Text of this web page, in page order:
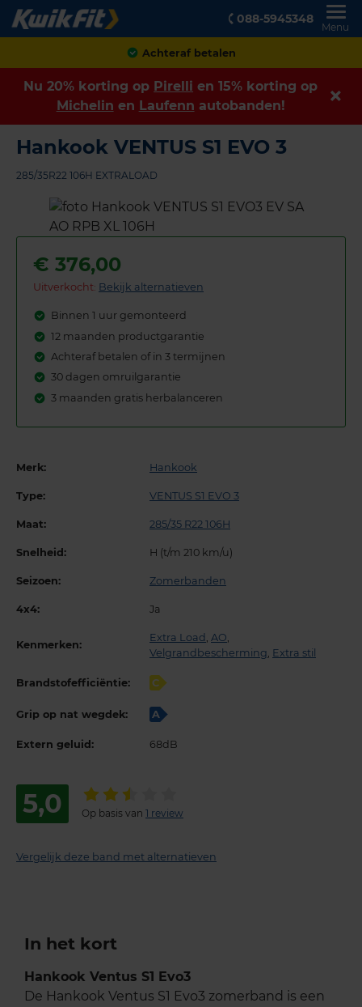
088-5945348
Menu
Klanten geven ons een
Nu 20% korting op Pirelli en 15% korting op
Michelin en Laufenn autobanden!
Hankook VENTUS S1 EVO 3
285/35R22 106H EXTRALOAD
€ 376,00
Uitverkocht: Bekijk alternatieven
Binnen 1 uur gemonteerd
12 maanden productgarantie
Achteraf betalen of in 3 termijnen
30 dagen omruilgarantie
3 maanden gratis herbalanceren
Merk: Hankook
Type: VENTUS S1 EVO 3
Maat: 285/35 R22 106H
Snelheid: H (t/m 210 km/u)
Seizoen: Zomerbanden
4x4: Ja
Kenmerken:
Extra Load , AO,
Velgrandbescherming, Extra stil
Brandstofefficiëntie: C
Grip op nat wegdek: A
Extern geluid: 68dB
5,0 Op basis van 1 review
Vergelijk deze band met alternatieven
In het kort
Hankook Ventus S1 Evo3
De Hankook Ventus S1 Evo3 zomerband is een